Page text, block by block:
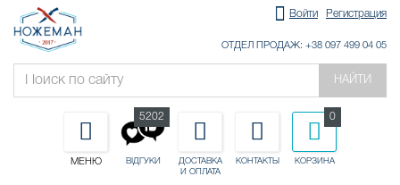
Войти Регистрация
ОТДЕЛ ПРОДАЖ: +38 097 499 04 05
НАЙТИ
МЕНЮ ВІДГУКИ
5202
ДОСТАВКА
И ОПЛАТА
КОНТАКТЫ КОРЗИНА
0